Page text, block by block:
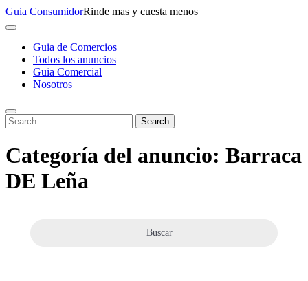
Skip
to
Guia ConsumidorRinde mas y cuesta menos
Guia de Comercios
Todos los anuncios
Guia Comercial
Nosotros
Categoría del anuncio: Barraca
DE Leña
Buscar